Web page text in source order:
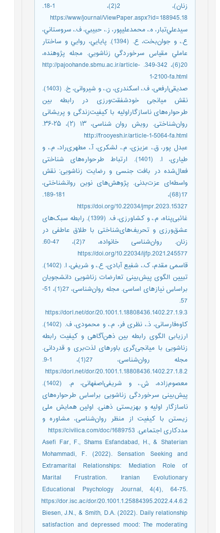
زنان)، 2(2)، 1-18.
https://www/journal/ViewPaper.aspx?id=188945.18
سيدعلي‌‌تبار، ه.، محمدعليپور، ز.، حبيبي، ف.، سروستاني،
ع.، و جوان‌‌بخت، ع. (1394). پايايي، روايي و ساختار
عاملي مقياس سرخوردگي زناشويي. مجله پژوهنده،
20(6)، 342-349. http://pajoohande.sbmu.ac.ir/article-
1-2100-fa.html
صدیقی‌‌ارفعی، ف.، اسکندری، ن.، و شیروانی، خ. (1403).
نقش میانجی خودشفقت‌ورزی در رابطه بین
طرحواره‌های ناسازگاراولیه با کیفیت‌‌زندگی و پریشانی
روان‌شناختی. رویش روان شناسی، ۱۳ (۲)، ۲۵-۳۶.
http://frooyesh.ir/article-1-5064-fa.html
عبدل پور، ق.، عزیزی، م.، لشکری، آ.، مطهری‌‌راد، م.، و
طیاری، ا. (1401). ارتباط طرحواره‌‌های شناختی
فعال‌شده در بافت جنسی و رضایت زناشویی: نقش
واسطه‌‌ای عزت‌‌بدنی. پژوهش‌‌های نوین روانشناختی،
17(68)، 181-189.
https://doi.org/10.22034/jmpr.2023.15327
غائبی‌‌پناه، م.، و کشاورزی، ف. (1399). رابطه سبک‌‌های
عشق‌‌ورزی و تحریف‌‌های‌‌شناختی با طلاق عاطفی در
زنان. روان‌شناسی خانواده، 7(2)، 47-60.
https://doi.org/10.22034/ijfp.2021.245577
قاسمی مقدم، ک.، شفیع آبادی، ع.، و شریفی، ا. (1402).
تبیین الگوی پیش‌‌بینی تعارضات زناشویی دانشجویان
براساس نیازهای اساسی. مجله روان‌شناسی، 27(1)، 51-
57.
https://dorl.net/dor/20.1001.1.18808436.1402.27.1.9.3
کاوه‌‌فارسانی، ذ.، نظری فر، م.، و محمودی، ف. (1402).
ارزیابی الگوی رابطه بین ذهن‌آگاهی و کیفیت رابطه
زناشویی با میانجی‌گری باورهای لذت‌بری و قدردانی.
مجله روان‌شناسی، 27(1)، 1-9.
https://dorl.net/dor/20.1001.1.18808436.1402.27.1.8.2
معصوم‌‌زاده، ش.، و شریفی‌‌اصفهانی، م. (1402).
پیش‌‌بینی سرخوردگی زناشویی براساس طرحواره‌‌های
ناسازگار اولیه و بهزیستی ذهنی. اولین همایش ملی
زیستن با کیفیت از منظر روان‌شناسی، مشاوره و
مددکاری اجتماعی. https://civilica.com/doc/1689753
Asefi Far, F., Shams Esfandabad, H., & Shaterian
Mohammadi, F. (2022). Sensation Seeking and
Extramarital Relationships: Mediation Role of
Marital Frustration. Iranian Evolutionary
Educational Psychology Journal, 4(4), 64-75.
https://dor.isc.ac/dor/20.1001.1.25884395.2022.4.4.6.2
Biesen, J.N., & Smith, D.A. (2022). Daily relationship
satisfaction and depressed mood: The moderating